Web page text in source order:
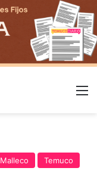
Malleco Temuco